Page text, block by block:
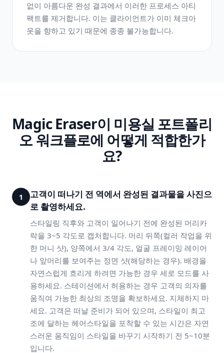
없이 아름다운 완성 결과에서 이러한 프로세스 아티
팩트를 제거합니다. 이는 클라이언트가 이미 체크아
웃을 향하고 있기 때문에 종종 불가능합니다.
Magic Eraser이 미용실 포트폴리
오 워크플로에 어떻게 적합한가
요?
1
고객이 떠나기 전 역에서 완성된 결과물을 사진으
로 촬영하세요.
스타일링 직후와 고객이 일어나기 전에 완성된 머리카
락을 3~5 각도로 캡처합니다. 머리 뒤쪽(컬러 작업을 위
한 머니 샷), 양쪽에서 3/4 각도, 얼굴 프레이밍 레이어
나 앞머리를 보여주는 정면 샷(해당하는 경우). 배경을
자연스럽게 흐리게 하려면 가능한 경우 세로 모드를 사
용하세요. 스테이션에서 허용하는 경우 고객의 의자를
움직여 가능한 최상의 조명을 확보하세요. 지체하지 마
세요. 고객은 떠날 준비가 되어 있으며, 스타일이 최고
조에 달하는 헤어스타일을 포착할 수 있는 시간은 자연
스러운 움직임이 스타일을 바꾸기 시작하기 전 5~10분
입니다.